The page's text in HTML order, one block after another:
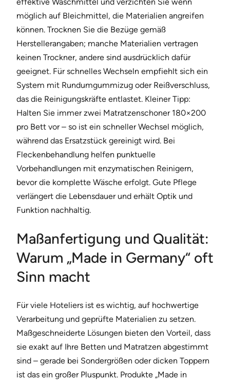
effektive Waschmittel und verzichten Sie wenn
möglich auf Bleichmittel, die Materialien angreifen
können. Trocknen Sie die Bezüge gemäß
Herstellerangaben; manche Materialien vertragen
keinen Trockner, andere sind ausdrücklich dafür
geeignet. Für schnelles Wechseln empfiehlt sich ein
System mit Rundumgummizug oder Reißverschluss,
das die Reinigungskräfte entlastet. Kleiner Tipp:
Halten Sie immer zwei Matratzenschoner 180×200
pro Bett vor – so ist ein schneller Wechsel möglich,
während das Ersatzstück gereinigt wird. Bei
Fleckenbehandlung helfen punktuelle
Vorbehandlungen mit enzymatischen Reinigern,
bevor die komplette Wäsche erfolgt. Gute Pflege
verlängert die Lebensdauer und erhält Optik und
Funktion nachhaltig.
Maßanfertigung und Qualität:
Warum „Made in Germany“ oft
Sinn macht
Für viele Hoteliers ist es wichtig, auf hochwertige
Verarbeitung und geprüfte Materialien zu setzen.
Maßgeschneiderte Lösungen bieten den Vorteil, dass
sie exakt auf Ihre Betten und Matratzen abgestimmt
sind – gerade bei Sondergrößen oder dicken Toppern
ist das ein großer Pluspunkt. Produkte „Made in